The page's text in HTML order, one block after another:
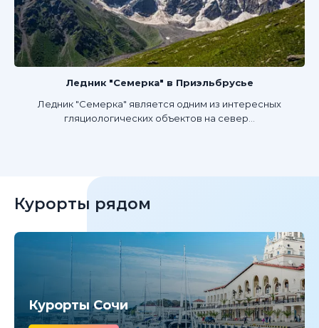
Ледник "Семерка" в Приэльбрусье
Ледник "Семерка" является одним из интересных
гляциологических объектов на север...
Курорты рядом
Курорты Сочи